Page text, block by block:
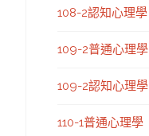
108-2認知心理學
109-2普通心理學
109-2認知心理學
110-1普通心理學